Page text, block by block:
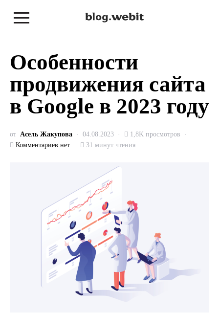
Особенности
продвижения сайта
в Google в 2023 году
от Асель Жакупова 04.08.2023
1,8K просмотров
Комментариев нет
31 минут чтения